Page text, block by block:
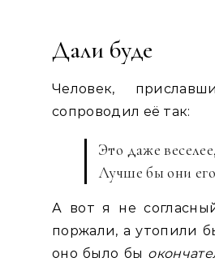
Дали буде
Человек,
сопроводил её так:
Это даже
Лучше бы они
А вот я не
поржали, а утопили
оно было бы